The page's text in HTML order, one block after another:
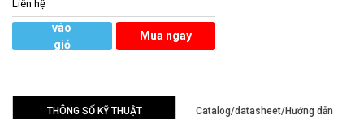
Liên hệ
vào
giỏ
Mua ngay
THÔNG SỐ KỸ THUẬT
Catalog/datasheet/Hướng dẫn